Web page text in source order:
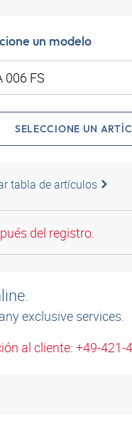
un modelo
SELECCIONE UN
tabla de artículos
del registro.
exclusive services.
al cliente: +49-421-